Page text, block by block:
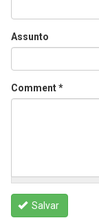
Assunto
Comment*
Salvar